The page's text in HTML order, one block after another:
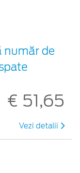
număr de
€ 51,65
Vezi detalii